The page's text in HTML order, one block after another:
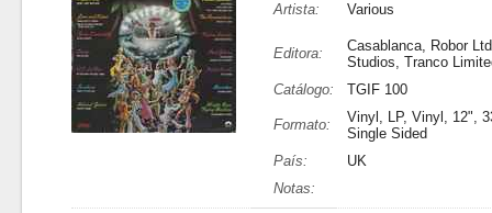
Artista: Various
Editora:
Casablanca, Robor
Studios, Tranco
Catálogo:
TGIF 100
Formato:
Vinyl, LP, Vinyl, 12",
Single Sided
País:
UK
Notas: